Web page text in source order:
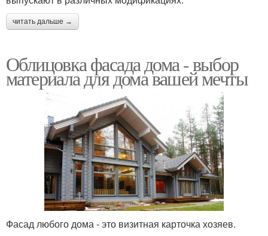
читать дальше →
Облицовка фасада дома - выбор
материала для дома вашей мечты
Фасад любого дома - это визитная карточка хозяев.